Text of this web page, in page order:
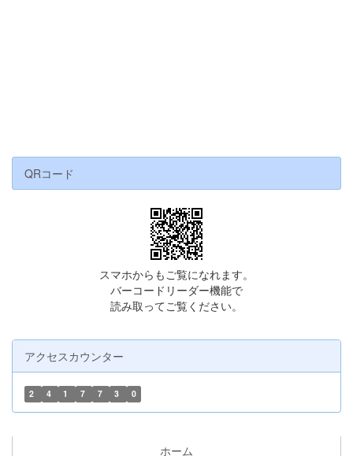
QRコード
スマホからもご覧になれます。
バーコードリーダー機能で
読み取ってご覧ください。
アクセスカウンター
2 4 1 7 7 3 0
ホーム